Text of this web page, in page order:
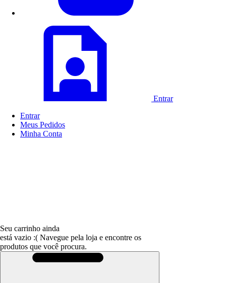
Entrar
Entrar
Meus Pedidos
Minha Conta
Seu carrinho ainda
está vazio :( Navegue pela loja e encontre os
produtos que você procura.